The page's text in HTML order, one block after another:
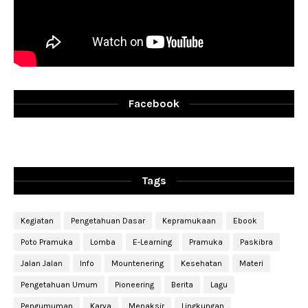
Facebook
Tags
Kegiatan Pengetahuan Dasar Kepramukaan Ebook
Poto Pramuka Lomba E-Learning Pramuka Paskibra
Jalan Jalan Info Mountenering Kesehatan Materi
Pengetahuan Umum Pioneering Berita Lagu